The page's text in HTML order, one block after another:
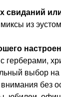
свиданий
из
герберами,
выбор
без